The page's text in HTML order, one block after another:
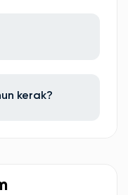
kerak?